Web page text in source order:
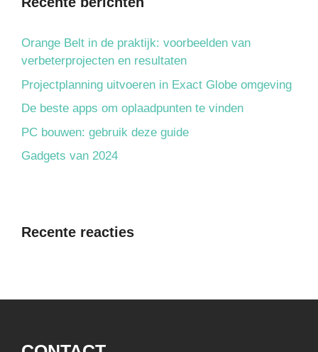
Orange Belt in de praktijk: voorbeelden van
verbeterprojecten en resultaten
Projectplanning uitvoeren in Exact Globe omgeving
De beste apps om oplaadpunten te vinden
PC bouwen: gebruik deze guide
Gadgets van 2024
Recente reacties